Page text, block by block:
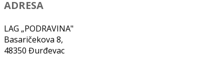
ADRESA
LAG „PODRAVINA"
Basaričekova 8,
48350 Đurđevac